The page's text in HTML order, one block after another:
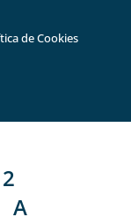
de Cookies
A